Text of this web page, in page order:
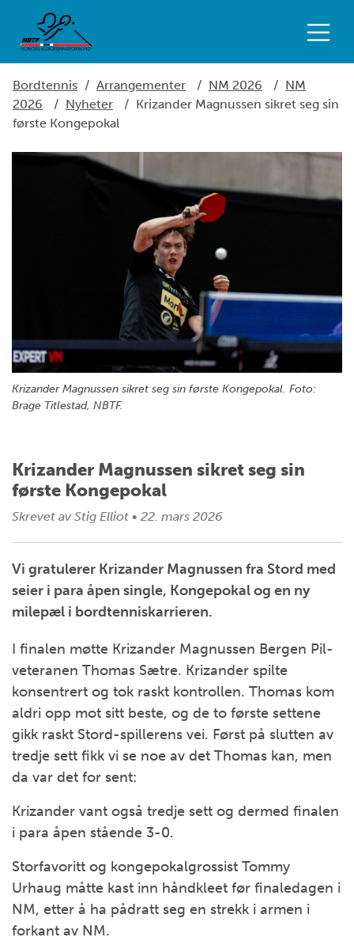
Bordtennis / Arrangementer / NM 2026 / NM
2026
/ Nyheter / Krizander Magnussen sikret seg sin
første Kongepokal
Krizander Magnussen sikret seg sin første Kongepokal. Foto:
Brage Titlestad, NBTF.
Krizander Magnussen sikret seg sin
første Kongepokal
Skrevet av Stig Elliot • 22. mars 2026
Vi gratulerer Krizander Magnussen fra Stord med
seier i para åpen single, Kongepokal og en ny
milepæl i bordtenniskarrieren.
I finalen møtte Krizander Magnussen Bergen Pil-
veteranen Thomas Sætre. Krizander spilte
konsentrert og tok raskt kontrollen. Thomas kom
aldri opp mot sitt beste, og de to første settene
gikk raskt Stord-spillerens vei. Først på slutten av
tredje sett fikk vi se noe av det Thomas kan, men
da var det for sent:
Krizander vant også tredje sett og dermed finalen
i para åpen stående 3-0.
Storfavoritt og kongepokalgrossist Tommy
Urhaug måtte kast inn håndkleet før finaledagen i
NM, etter å ha pådratt seg en strekk i armen i
forkant av NM.